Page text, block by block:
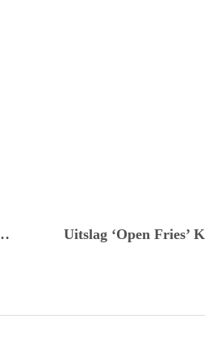
toernooi in Privas Uitslag ‘Open Fries’